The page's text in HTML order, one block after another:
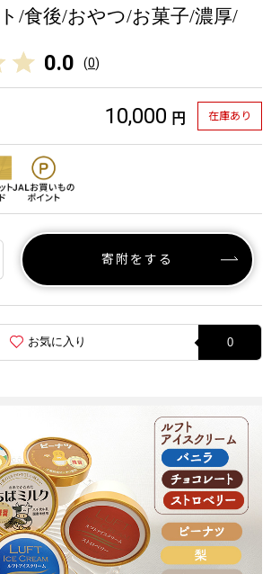
/食後/おやつ/お菓子/濃厚/
0.0 (0)
10,000 円 在庫あり
寄附をする
お気に入り 0